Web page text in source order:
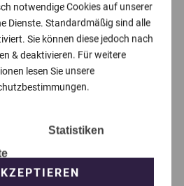
notwendige Cookies auf unserer
Dienste. Standardmäßig sind alle
Sie können diese jedoch nach
& deaktivieren. Für weitere
lesen Sie unsere
Statistiken